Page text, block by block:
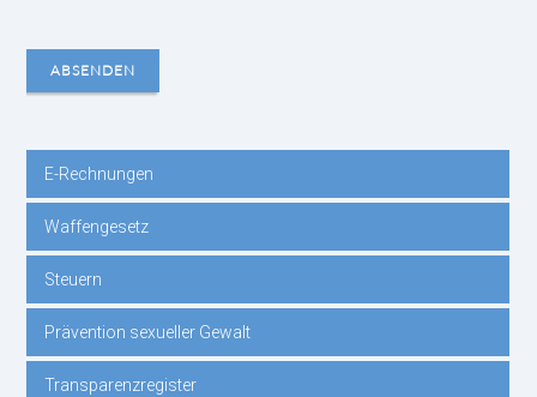
ABSENDEN
Navigation
überspringen
E-Rechnungen
Waffengesetz
Steuern
Prävention sexueller Gewalt
Transparenzregister